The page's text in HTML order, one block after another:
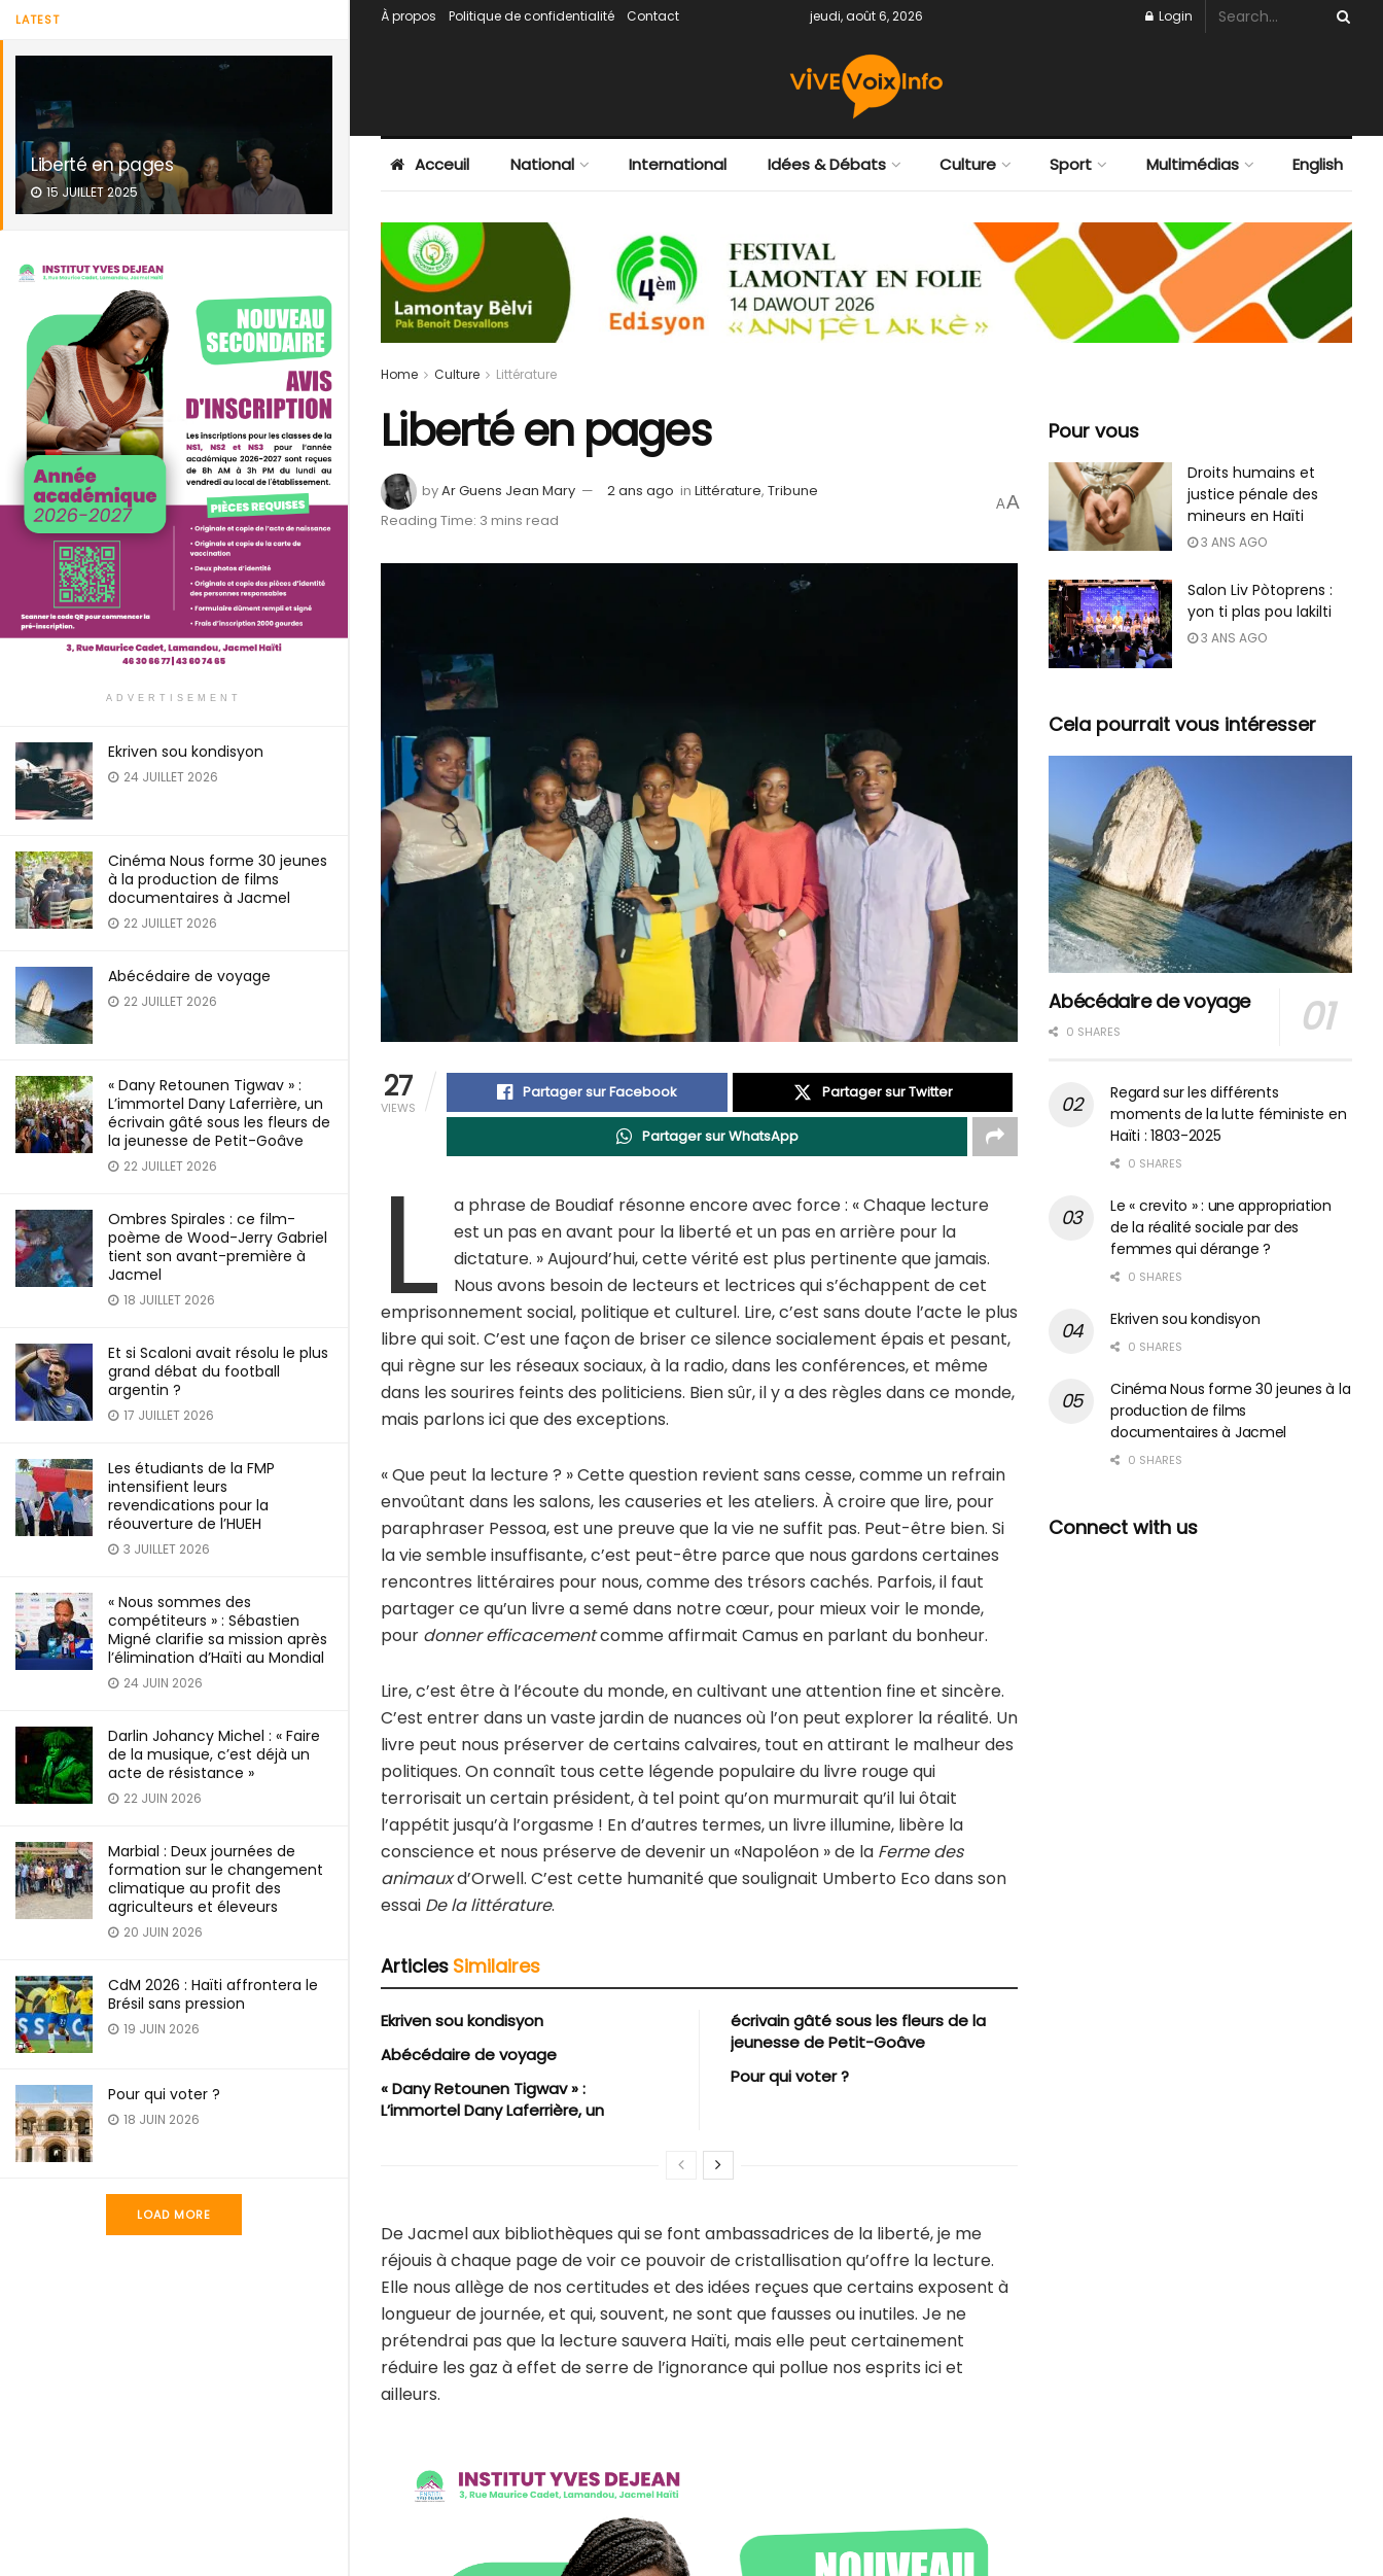
LATEST
Liberté en pages
15 JUILLET 2025
ADVERTISEMENT
Ekriven sou kondisyon
24 JUILLET 2026
Cinéma Nous forme 30 jeunes
à la production de films
documentaires à Jacmel
22 JUILLET 2026
Abécédaire de voyage
22 JUILLET 2026
« Dany Retounen Tigwav » :
L’immortel Dany Laferrière, un
écrivain gâté sous les fleurs de
la jeunesse de Petit-Goâve
22 JUILLET 2026
Ombres Spirales : ce film-
poème de Wood-Jerry Gabriel
tient son avant-première à
Jacmel
18 JUILLET 2026
Et si Scaloni avait résolu le plus
grand débat du football
argentin ?
17 JUILLET 2026
Les étudiants de la FMP
intensifient leurs
revendications pour la
réouverture de l’HUEH
3 JUILLET 2026
« Nous sommes des
compétiteurs » : Sébastien
Migné clarifie sa mission après
l’élimination d’Haïti au Mondial
24 JUIN 2026
Darlin Johancy Michel : « Faire
de la musique, c’est déjà un
acte de résistance »
22 JUIN 2026
Marbial : Deux journées de
formation sur le changement
climatique au profit des
agriculteurs et éleveurs
20 JUIN 2026
CdM 2026 : Haïti affrontera le
Brésil sans pression
19 JUIN 2026
Pour qui voter ?
18 JUIN 2026
LOAD MORE
À propos Politique de confidentialité Contact jeudi, août 6, 2026 Login
Acceuil National International Idées & Débats Culture Sport Multimédias English
Home Culture Littérature
Liberté en pages
byAr Guens Jean Mary 2 ans ago in Littérature,Tribune
Reading Time: 3 mins read
AA
27
VIEWS
Partager sur Facebook Partager sur Twitter
Partager sur WhatsApp
L
a phrase de Boudiaf résonne encore avec force : « Chaque lecture
est un pas en avant pour la liberté et un pas en arrière pour la
dictature. » Aujourd’hui, cette vérité est plus pertinente que jamais.
Nous avons besoin de lecteurs et lectrices qui s’échappent de cet
emprisonnement social, politique et culturel. Lire, c’est sans doute l’acte le plus
libre qui soit. C’est une façon de briser ce silence socialement épais et pesant,
qui règne sur les réseaux sociaux, à la radio, dans les conférences, et même
dans les sourires feints des politiciens. Bien sûr, il y a des règles dans ce monde,
mais parlons ici que des exceptions.
« Que peut la lecture ? » Cette question revient sans cesse, comme un refrain
envoûtant dans les salons, les causeries et les ateliers. À croire que lire, pour
paraphraser Pessoa, est une preuve que la vie ne suffit pas. Peut-être bien. Si
la vie semble insuffisante, c’est peut-être parce que nous gardons certaines
rencontres littéraires pour nous, comme des trésors cachés. Parfois, il faut
partager ce qu’un livre a semé dans notre cœur, pour mieux voir le monde,
pour donner efficacementcomme affirmait Camus en parlant du bonheur.
Lire, c’est être à l’écoute du monde, en cultivant une attention fine et sincère.
C’est entrer dans un vaste jardin de nuances où l’on peut explorer la réalité. Un
livre peut nous préserver de certains calvaires, tout en attirant le malheur des
politiques. On connaît tous cette légende populaire du livre rouge qui
terrorisait un certain président, à tel point qu’on murmurait qu’il lui ôtait
l’appétit jusqu’à l’orgasme ! En d’autres termes, un livre illumine, libère la
conscience et nous préserve de devenir un «Napoléon » de la Ferme des
animauxd’Orwell. C’est cette humanité que soulignait Umberto Eco dans son
essai De la littérature.
Articles Similaires
Ekriven sou kondisyon
Abécédaire de voyage
« Dany Retounen Tigwav » :
L’immortel Dany Laferrière, un
écrivain gâté sous les fleurs de la
jeunesse de Petit-Goâve
Pour qui voter ?
De Jacmel aux bibliothèques qui se font ambassadrices de la liberté, je me
réjouis à chaque page de voir ce pouvoir de cristallisation qu’offre la lecture.
Elle nous allège de nos certitudes et des idées reçues que certains exposent à
longueur de journée, et qui, souvent, ne sont que fausses ou inutiles. Je ne
prétendrai pas que la lecture sauvera Haïti, mais elle peut certainement
réduire les gaz à effet de serre de l’ignorance qui pollue nos esprits ici et
ailleurs.
Pour vous
Droits humains et
justice pénale des
mineurs en Haïti
3 ANS AGO
Salon Liv Pòtoprens :
yon ti plas pou lakilti
3 ANS AGO
Cela pourrait vous intéresser
Abécédaire de voyage
0 SHARES
Regard sur les différents
moments de la lutte féministe en
Haïti : 1803-2025
0 SHARES
Le « crevito » : une appropriation
de la réalité sociale par des
femmes qui dérange ?
0 SHARES
Ekriven sou kondisyon
0 SHARES
Cinéma Nous forme 30 jeunes à la
production de films
documentaires à Jacmel
0 SHARES
Connect with us